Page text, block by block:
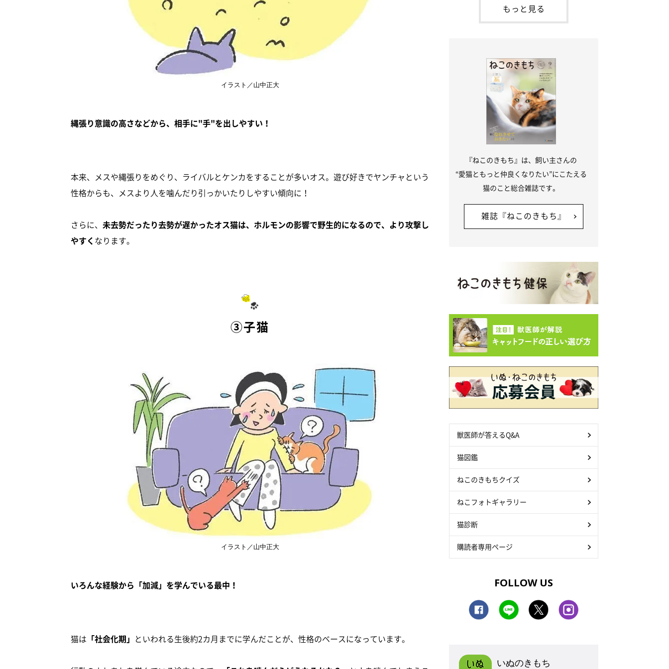
イラスト／山中正大
縄張り意識の高さなどから、相手に"手"を出しやすい！
本来、メスや縄張りをめぐり、ライバルとケンカをすることが多いオス。遊び好きでヤンチャという
性格からも、メスより人を噛んだり引っかいたりしやすい傾向に！
さらに、 未去勢だったり去勢が遅かったオス猫は、ホルモンの影響で野生的になるので、より攻撃し
やすく なります。
③子猫
イラスト／山中正大
いろんな経験から「加減」を学んでいる最中！
猫は 「社会化期」 といわれる生後約2カ月までに学んだことが、性格のベースになっています。
てお世話を求めるときに鳴き声を使いま
す。子猫なので「ニャー」よりもややか細
い「ミャア」といった鳴き声になります
もっと見る
『ねこのきもち』は、飼い主さんの
“愛猫ともっと仲良くなりたい”にこたえる
猫のこと総合雑誌です。
雑誌『ねこのきもち』
獣医師が答えるQ&A
猫図鑑
ねこのきもちクイズ
ねこフォトギャラリー
猫診断
購読者専用ページ
FOLLOW US
いぬのきもち